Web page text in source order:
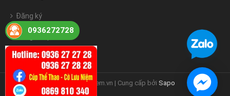
Đăng ký
Đăng nhập
© Bản quyền thuộc về coluuniem.vn | Cung cấp bởi Sapo
0936272728